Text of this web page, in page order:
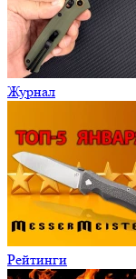
Журнал
Рейтинги